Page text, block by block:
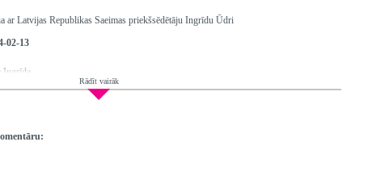
ar Latvijas Republikas Saeimas priekšsēdētāju Ingrīdu Ūdri
02-13
Ingrīda
Rādīt vairāk